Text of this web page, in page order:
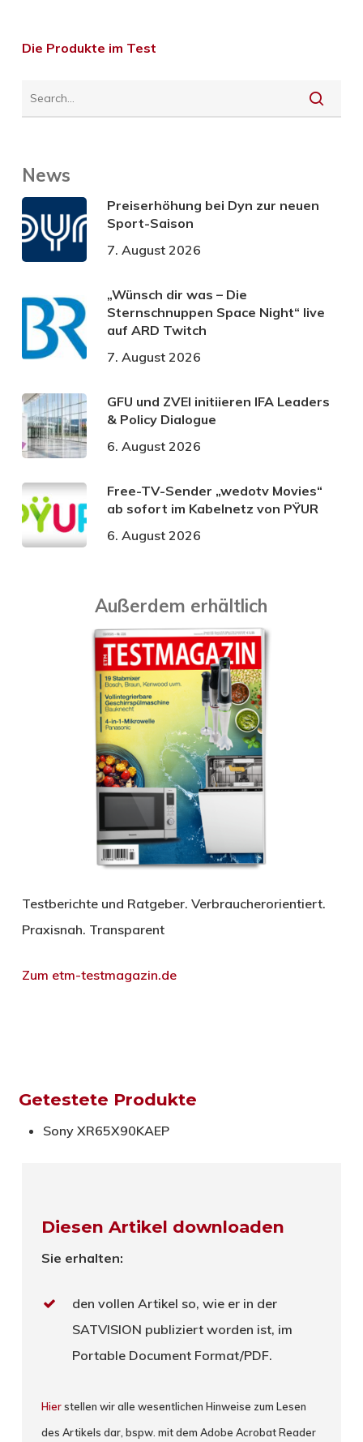
Die Produkte im Test
News
Preiserhöhung bei Dyn zur neuen
Sport-Saison
7. August 2026
„Wünsch dir was – Die
Sternschnuppen Space Night“ live
auf ARD Twitch
7. August 2026
GFU und ZVEI initiieren IFA Leaders
& Policy Dialogue
6. August 2026
Free-TV-Sender „wedotv Movies“
ab sofort im Kabelnetz von PŸUR
6. August 2026
Außerdem erhältlich
Testberichte und Ratgeber. Verbraucherorientiert.
Praxisnah. Transparent
Zum etm-testmagazin.de
Getestete Produkte
Sony XR65X90KAEP
Diesen Artikel downloaden
Sie erhalten:
den vollen Artikel so, wie er in der
SATVISION publiziert worden ist, im
Portable Document Format/PDF.
Hierstellen wir alle wesentlichen Hinweise zum Lesen
des Artikels dar, bspw. mit dem Adobe Acrobat Reader